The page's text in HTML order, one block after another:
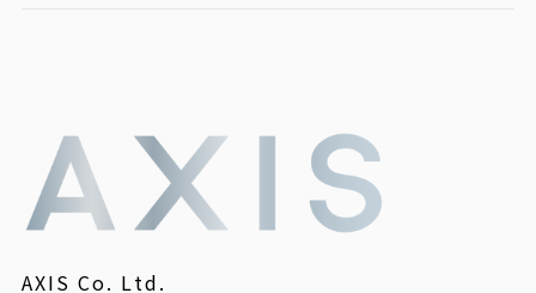
AXIS Co. Ltd.